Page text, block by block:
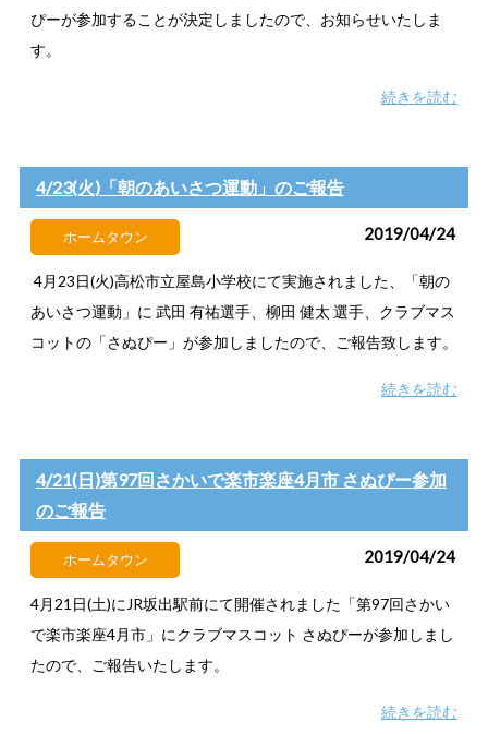
ぴーが参加することが決定しましたので、お知らせいたしま
す。
続きを読む
4/23(火)「朝のあいさつ運動」のご報告
ホームタウン 2019/04/24
4月23日(火)高松市立屋島小学校にて実施されました、「朝の
あいさつ運動」に 武田 有祐選手、柳田 健太 選手、クラブマス
コットの「さぬぴー」が参加しましたので、ご報告致します。
続きを読む
4/21(日)第97回さかいで楽市楽座4月市 さぬぴー参加
のご報告
ホームタウン 2019/04/24
4月21日(土)にJR坂出駅前にて開催されました「第97回さかい
で楽市楽座4月市」にクラブマスコット さぬぴーが参加しまし
たので、ご報告いたします。
続きを読む